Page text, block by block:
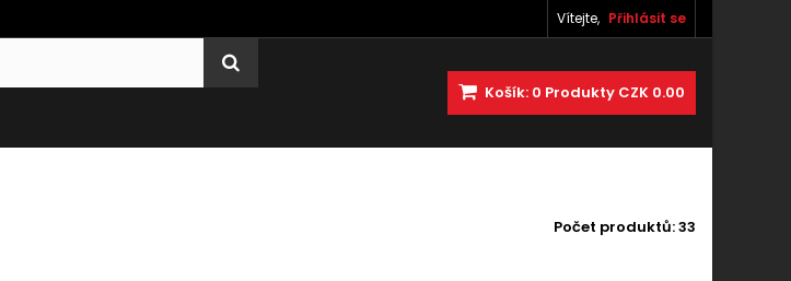
Vítejte, Přihlásit se
Košík: 0 Produkty CZK 0.00
Počet produktů: 33